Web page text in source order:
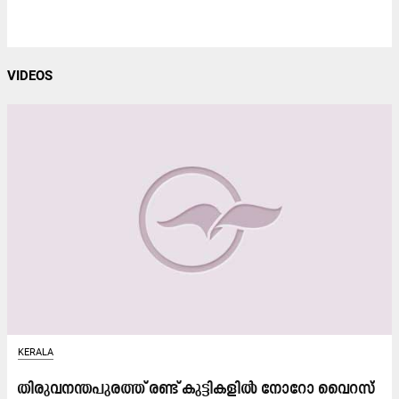
VIDEOS
KERALA
തിരുവനന്തപുരത്ത് രണ്ട് കുട്ടികളിൽ നോറോ വൈറസ്